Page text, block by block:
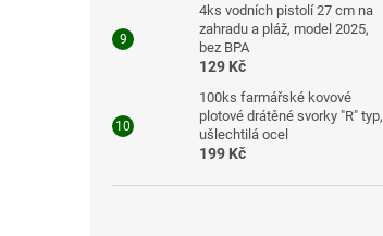
4ks vodních pistolí 27 cm na
zahradu a pláž, model 2025,
bez BPA
129 Kč
100ks farmářské kovové
plotové drátěné svorky "R" typ,
ušlechtilá ocel
199 Kč